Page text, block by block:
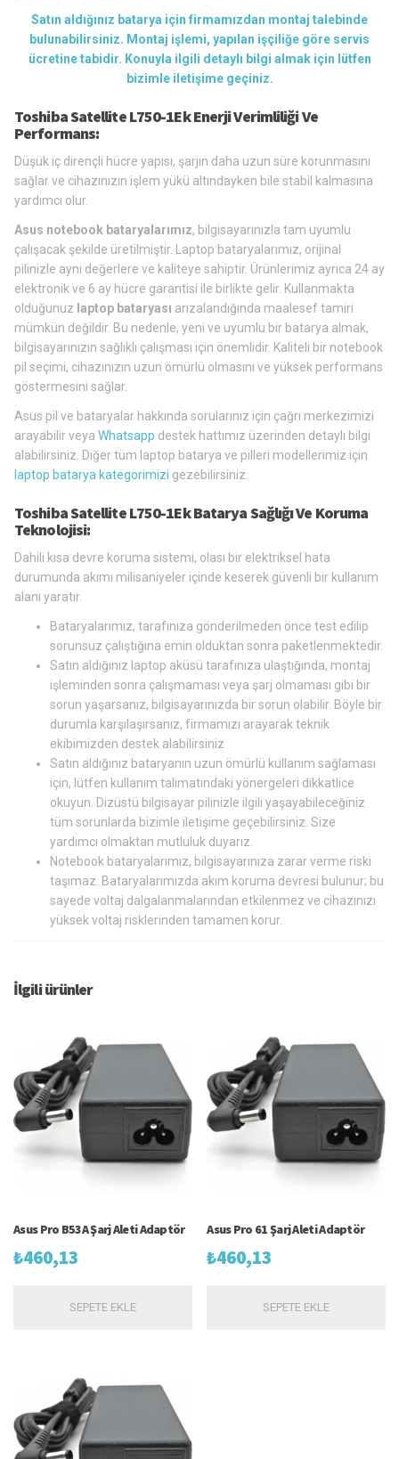
Satın aldığınız batarya için firmamızdan montaj talebinde
bulunabilirsiniz. Montaj işlemi, yapılan işçiliğe göre servis
ücretine tabidir. Konuyla ilgili detaylı bilgi almak için lütfen
bizimle iletişime geçiniz.
Toshiba Satellite L750-1Ek Enerji Verimliliği Ve
Performans:
Düşük iç dirençli hücre yapısı, şarjın daha uzun süre korunmasını
sağlar ve cihazınızın işlem yükü altındayken bile stabil kalmasına
yardımcı olur.
Asus notebook bataryalarımız, bilgisayarınızla tam uyumlu
çalışacak şekilde üretilmiştir. Laptop bataryalarımız, orijinal
pilinizle aynı değerlere ve kaliteye sahiptir. Ürünlerimiz ayrıca 24 ay
elektronik ve 6 ay hücre garantisi ile birlikte gelir. Kullanmakta
olduğunuz laptop bataryası arızalandığında maalesef tamiri
mümkün değildir. Bu nedenle, yeni ve uyumlu bir batarya almak,
bilgisayarınızın sağlıklı çalışması için önemlidir. Kaliteli bir notebook
pil seçimi, cihazınızın uzun ömürlü olmasını ve yüksek performans
göstermesini sağlar.
Asus pil ve bataryalar hakkında sorularınız için çağrı merkezimizi
arayabilir veya Whatsapp destek hattımız üzerinden detaylı bilgi
alabilirsiniz. Diğer tüm laptop batarya ve pilleri modellerimiz için
laptop batarya kategorimizi gezebilirsiniz.
Toshiba Satellite L750-1Ek Batarya Sağlığı Ve Koruma
Teknolojisi:
Dahili kısa devre koruma sistemi, olası bir elektriksel hata
durumunda akımı milisaniyeler içinde keserek güvenli bir kullanım
alanı yaratır.
Bataryalarımız, tarafınıza gönderilmeden önce test edilip
sorunsuz çalıştığına emin olduktan sonra paketlenmektedir.
Satın aldığınız laptop aküsü tarafınıza ulaştığında, montaj
işleminden sonra çalışmaması veya şarj olmaması gibi bir
sorun yaşarsanız, bilgisayarınızda bir sorun olabilir. Böyle bir
durumla karşılaşırsanız, firmamızı arayarak teknik
ekibimizden destek alabilirsiniz
Satın aldığınız bataryanın uzun ömürlü kullanım sağlaması
için, lütfen kullanım talimatındaki yönergeleri dikkatlice
okuyun. Dizüstü bilgisayar pilinizle ilgili yaşayabileceğiniz
tüm sorunlarda bizimle iletişime geçebilirsiniz. Size
yardımcı olmaktan mutluluk duyarız.
Notebook bataryalarımız, bilgisayarınıza zarar verme riski
taşımaz. Bataryalarımızda akım koruma devresi bulunur; bu
sayede voltaj dalgalanmalarından etkilenmez ve cihazınızı
yüksek voltaj risklerinden tamamen korur.
İlgili ürünler
Asus Pro B53A Şarj Aleti Adaptör
₺460,13
SEPETE EKLE
Asus Pro 61 Şarj Aleti Adaptör
₺460,13
SEPETE EKLE